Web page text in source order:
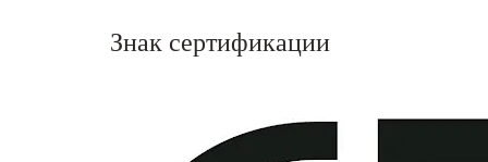
Знак сертификации